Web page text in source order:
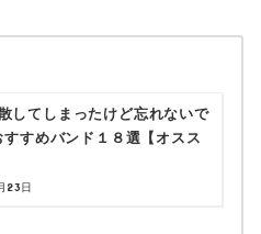
してしまったけど忘れないで
すすめバンド１８選【オスス
23日